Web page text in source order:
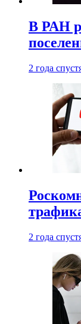
В РАН
2 года
2 года